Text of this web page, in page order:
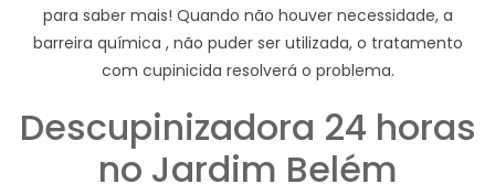
para saber mais! Quando não houver necessidade, a
barreira química , não puder ser utilizada, o tratamento
com cupinicida resolverá o problema.
Descupinizadora 24 horas
no Jardim Belém